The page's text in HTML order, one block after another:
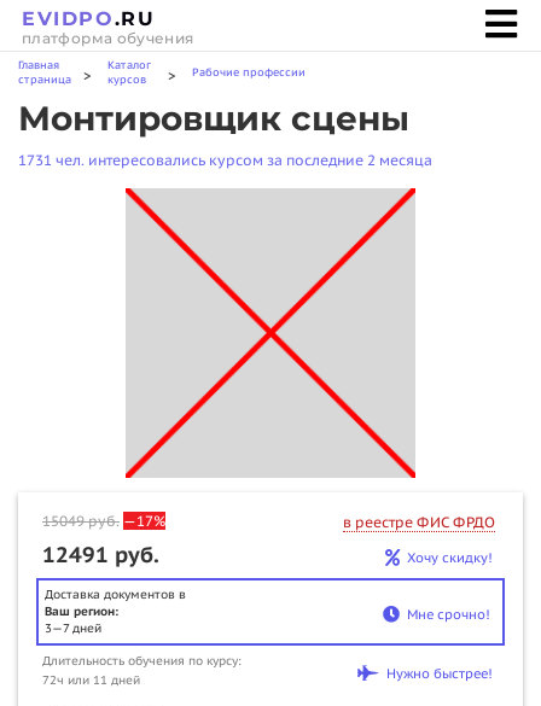
EVIDPO.RU
платформа обучения
Главная
страница
>
Каталог
курсов
> Рабочие профессии
Монтировщик сцены
1731 чел. интересовались курсом за последние 2 месяца
15049руб. —17% в реестре ФИС ФРДО
12491 руб. Хочу скидку!
Доставка документов в
Ваш регион:
3—7 дней
Мне срочно!
Длительность обучения по курсу:
72ч или 11 дней
Нужно быстрее!